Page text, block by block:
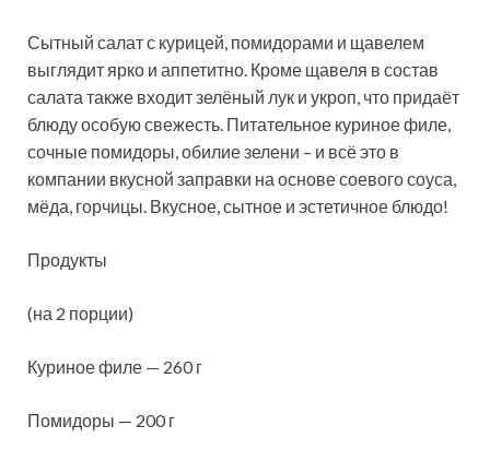
Сытный салат с курицей, помидорами и щавелем
выглядит ярко и аппетитно. Кроме щавеля в состав
салата также входит зелёный лук и укроп, что придаёт
блюду особую свежесть. Питательное куриное филе,
сочные помидоры, обилиезелени – и всё это в
компании вкусной заправки на основе соевого соуса,
мёда, горчицы. Вкусное, сытное и эстетичное блюдо!
Продукты
(на 2 порции)
Куриное филе — 260 г
Помидоры — 200 г